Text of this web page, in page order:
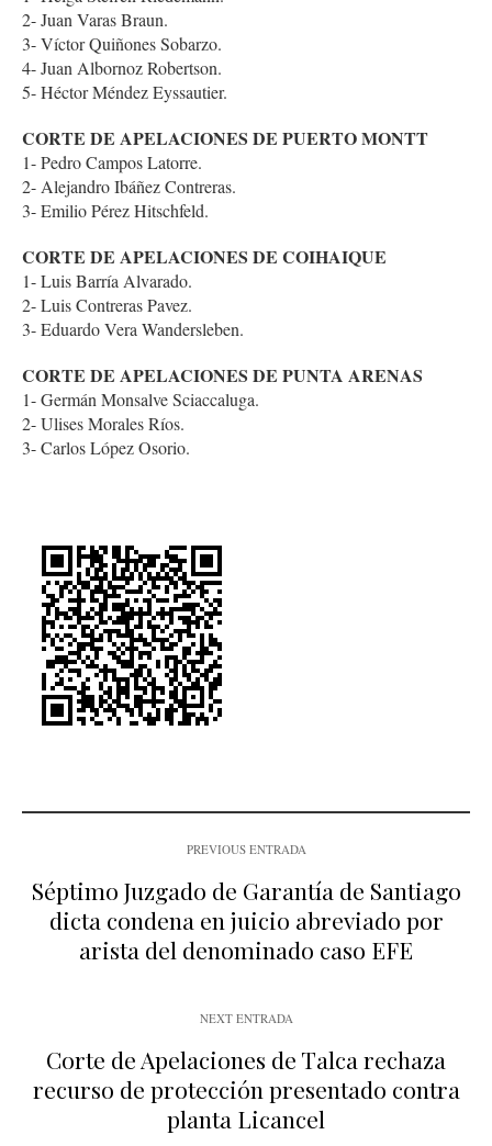
2- Juan Varas Braun.
3- Víctor Quiñones Sobarzo.
4- Juan Albornoz Robertson.
5- Héctor Méndez Eyssautier.
CORTE DE APELACIONES DE PUERTO MONTT
1- Pedro Campos Latorre.
2- Alejandro Ibáñez Contreras.
3- Emilio Pérez Hitschfeld.
CORTE DE APELACIONES DE COIHAIQUE
1- Luis Barría Alvarado.
2- Luis Contreras Pavez.
3- Eduardo Vera Wandersleben.
CORTE DE APELACIONES DE PUNTA ARENAS
1- Germán Monsalve Sciaccaluga.
2- Ulises Morales Ríos.
3- Carlos López Osorio.
PREVIOUS ENTRADA
Séptimo Juzgado de Garantía de Santiago
dicta condena en juicio abreviado por
arista del denominado caso EFE
NEXT ENTRADA
Corte de Apelaciones de Talca rechaza
recurso de protección presentado contra
planta Licancel